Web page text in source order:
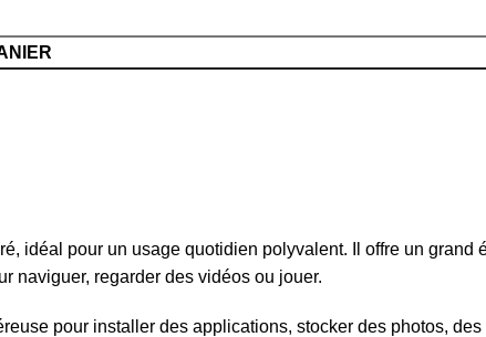
idéal pour un usage quotidien polyvalent. Il offre un grand
naviguer, regarder des vidéos ou jouer.
pour installer des applications, stocker des photos,